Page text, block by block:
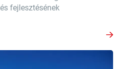
fejlesztésének